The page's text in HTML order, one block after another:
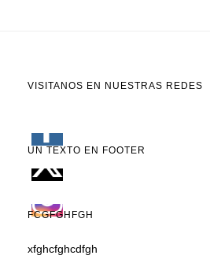
VISITANOS EN NUESTRAS REDES
UN TEXTO EN FOOTER
FCGFGHFGH
xfghcfghcdfgh